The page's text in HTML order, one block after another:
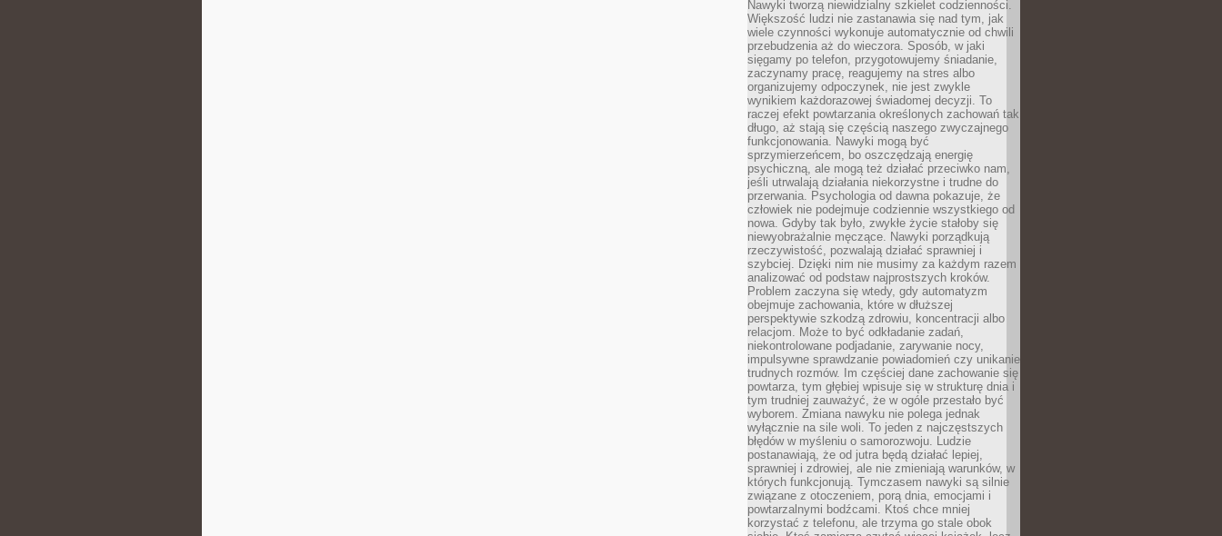
Nawyki tworzą niewidzialny szkielet codzienności.
Większość ludzi nie zastanawia się nad tym, jak
wiele czynności wykonuje automatycznie od chwili
przebudzenia aż do wieczora. Sposób, w jaki
sięgamy po telefon, przygotowujemy śniadanie,
zaczynamy pracę, reagujemy na stres albo
organizujemy odpoczynek, nie jest zwykle
wynikiem każdorazowej świadomej decyzji. To
raczej efekt powtarzania określonych zachowań tak
długo, aż stają się częścią naszego zwyczajnego
funkcjonowania. Nawyki mogą być
sprzymierzeńcem, bo oszczędzają energię
psychiczną, ale mogą też działać przeciwko nam,
jeśli utrwalają działania niekorzystne i trudne do
przerwania. Psychologia od dawna pokazuje, że
człowiek nie podejmuje codziennie wszystkiego od
nowa. Gdyby tak było, zwykłe życie stałoby się
niewyobrażalnie męczące. Nawyki porządkują
rzeczywistość, pozwalają działać sprawniej i
szybciej. Dzięki nim nie musimy za każdym razem
analizować od podstaw najprostszych kroków.
Problem zaczyna się wtedy, gdy automatyzm
obejmuje zachowania, które w dłuższej
perspektywie szkodzą zdrowiu, koncentracji albo
relacjom. Może to być odkładanie zadań,
niekontrolowane podjadanie, zarywanie nocy,
impulsywne sprawdzanie powiadomień czy unikanie
trudnych rozmów. Im częściej dane zachowanie się
powtarza, tym głębiej wpisuje się w strukturę dnia i
tym trudniej zauważyć, że w ogóle przestało być
wyborem. Zmiana nawyku nie polega jednak
wyłącznie na sile woli. To jeden z najczęstszych
błędów w myśleniu o samorozwoju. Ludzie
postanawiają, że od jutra będą działać lepiej,
sprawniej i zdrowiej, ale nie zmieniają warunków, w
których funkcjonują. Tymczasem nawyki są silnie
związane z otoczeniem, porą dnia, emocjami i
powtarzalnymi bodźcami. Ktoś chce mniej
korzystać z telefonu, ale trzyma go stale obok